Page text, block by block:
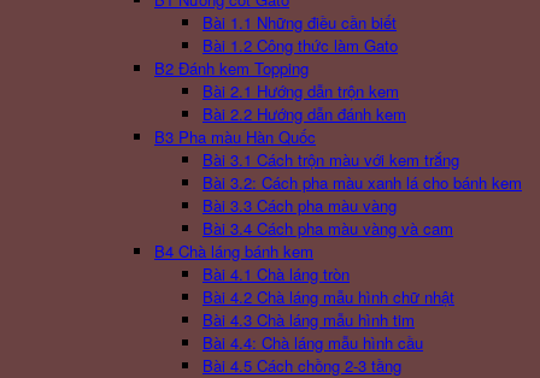
Bài 1.1 Những điều cần biết
Bài 1.2 Công thức làm Gato
B2 Đánh kem Topping
Bài 2.1 Hướng dẫn trộn kem
Bài 2.2 Hướng dẫn đánh kem
B3 Pha màu Hàn Quốc
Bài 3.1 Cách trộn màu với kem trắng
Bài 3.2: Cách pha màu xanh lá cho bánh kem
Bài 3.3 Cách pha màu vàng
Bài 3.4 Cách pha màu vàng và cam
B4 Chà láng bánh kem
Bài 4.1 Chà láng tròn
Bài 4.2 Chà láng mẫu hình chữ nhật
Bài 4.3 Chà láng mẫu hình tim
Bài 4.4: Chà láng mẫu hình cầu
Bài 4.5 Cách chồng 2-3 tầng